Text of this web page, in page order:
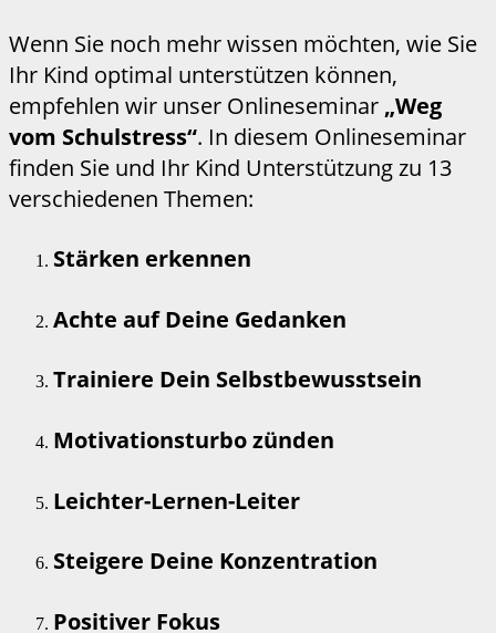
Wenn Sie noch mehr wissen möchten, wie Sie
Ihr Kind optimal unterstützen können,
empfehlen wir unser Onlineseminar „Weg
vom Schulstress“. In diesem Onlineseminar
finden Sie und Ihr Kind Unterstützung zu 13
verschiedenen Themen:
Stärken erkennen
Achte auf Deine Gedanken
Trainiere Dein Selbstbewusstsein
Motivationsturbo zünden
Leichter-Lernen-Leiter
Steigere Deine Konzentration
Positiver Fokus